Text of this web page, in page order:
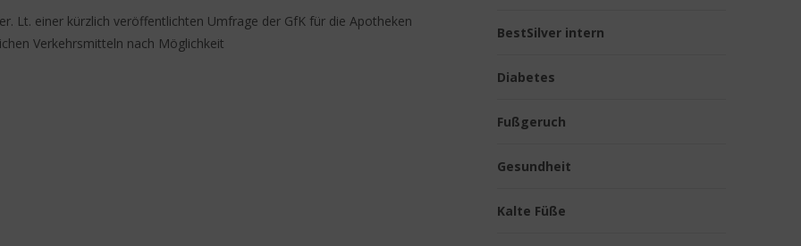
Lt. einer kürzlich veröffentlichten Umfrage der GfK für die Apotheken
Verkehrsmitteln nach Möglichkeit
BestSilver intern
Diabetes
Fußgeruch
Gesundheit
Kalte Füße